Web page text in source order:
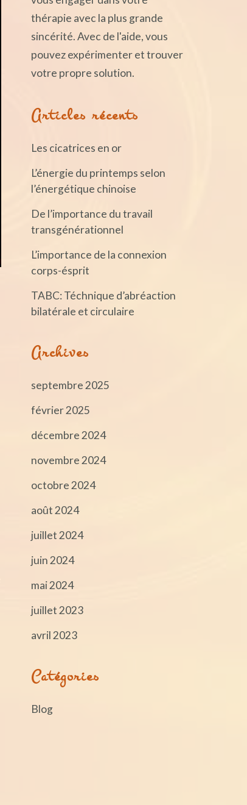
thérapie avec la plus grande
sincérité. Avec de l'aide, vous
pouvez expérimenter et trouver
votre propre solution.
Articles récents
Les cicatrices en or
L’énergie du printemps selon
l’énergétique chinoise
De l’importance du travail
transgénérationnel
L’importance de la connexion
corps-ésprit
TABC: Téchnique d’abréaction
bilatérale et circulaire
Archives
septembre 2025
février 2025
décembre 2024
novembre 2024
octobre 2024
août 2024
juillet 2024
juin 2024
mai 2024
juillet 2023
avril 2023
Catégories
Blog